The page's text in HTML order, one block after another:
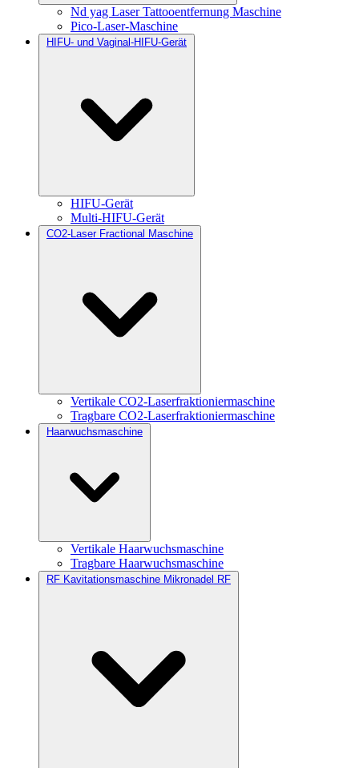
Nd yag Laser Tattooentfernung Maschine
Pico-Laser-Maschine
HIFU- und Vaginal-HIFU-Gerät
HIFU-Gerät
Multi-HIFU-Gerät
CO2-Laser Fractional Maschine
Vertikale CO2-Laserfraktioniermaschine
Tragbare CO2-Laserfraktioniermaschine
Haarwuchsmaschine
Vertikale Haarwuchsmaschine
Tragbare Haarwuchsmaschine
RF Kavitationsmaschine Mikronadel RF